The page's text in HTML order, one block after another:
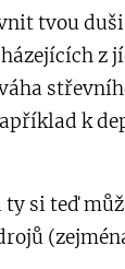
tvou
z
k
ty si teď